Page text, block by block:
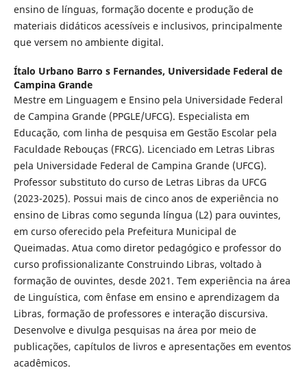
ensino de línguas, formação docente e produção de
materiais didáticos acessíveis e inclusivos, principalmente
que versem no ambiente digital.
Ítalo Urbano Barro s Fernandes, Universidade Federal de
Campina Grande
Mestre em Linguagem e Ensino pela Universidade Federal
de Campina Grande (PPGLE/UFCG). Especialista em
Educação, com linha de pesquisa em Gestão Escolar pela
Faculdade Rebouças (FRCG). Licenciado em Letras Libras
pela Universidade Federal de Campina Grande (UFCG).
Professor substituto do curso de Letras Libras da UFCG
(2023-2025). Possui mais de cinco anos de experiência no
ensino de Libras como segunda língua (L2) para ouvintes,
em curso oferecido pela Prefeitura Municipal de
Queimadas. Atua como diretor pedagógico e professor do
curso profissionalizante Construindo Libras, voltado à
formação de ouvintes, desde 2021. Tem experiência na área
de Linguística, com ênfase em ensino e aprendizagem da
Libras, formação de professores e interação discursiva.
Desenvolve e divulga pesquisas na área por meio de
publicações, capítulos de livros e apresentações em eventos
acadêmicos.